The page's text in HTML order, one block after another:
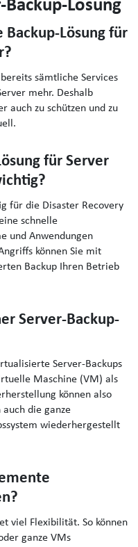
Lösung
Lösung für
sämtliche Services
mehr. Deshalb
auch zu schützen und zu
für Server
für die Disaster Recovery
schnelle
und Anwendungen
können Sie mit
Backup Ihren Betrieb
Server-Backup-
Server-Backups
Maschine (VM) als
können also
auch die ganze
wiederhergestellt
viel Flexibilität. So können
ganze VMs